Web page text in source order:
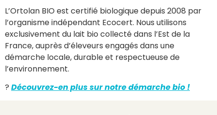
L’Ortolan BIO est certifié biologique depuis 2008 par
l’organisme indépendant Ecocert. Nous utilisons
exclusivement du lait bio collecté dans l’Est de la
France, auprès d’éleveurs engagés dans une
démarche locale, durable et respectueuse de
l’environnement.
? Découvrez-en plus sur notre démarche bio !